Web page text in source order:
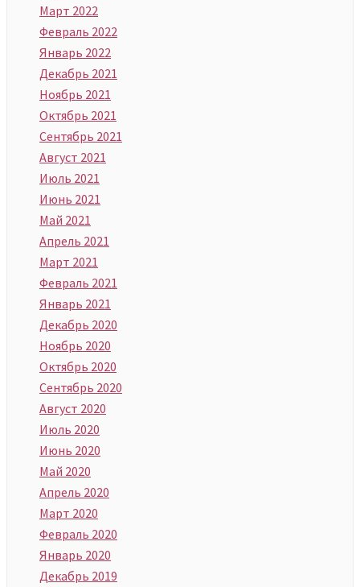
Март 2022
Февраль 2022
Январь 2022
Декабрь 2021
Ноябрь 2021
Октябрь 2021
Сентябрь 2021
Август 2021
Июль 2021
Июнь 2021
Май 2021
Апрель 2021
Март 2021
Февраль 2021
Январь 2021
Декабрь 2020
Ноябрь 2020
Октябрь 2020
Сентябрь 2020
Август 2020
Июль 2020
Июнь 2020
Май 2020
Апрель 2020
Март 2020
Февраль 2020
Январь 2020
Декабрь 2019